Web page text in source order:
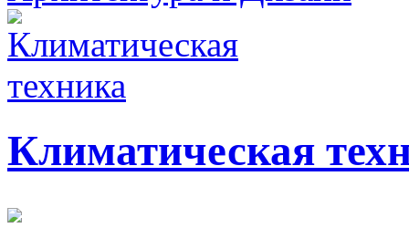
Климатическая